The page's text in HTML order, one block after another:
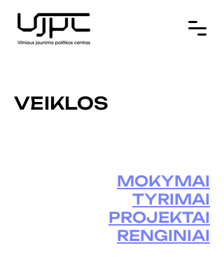
VEIKLOS
MOKYMAI
TYRIMAI
PROJEKTAI
RENGINIAI